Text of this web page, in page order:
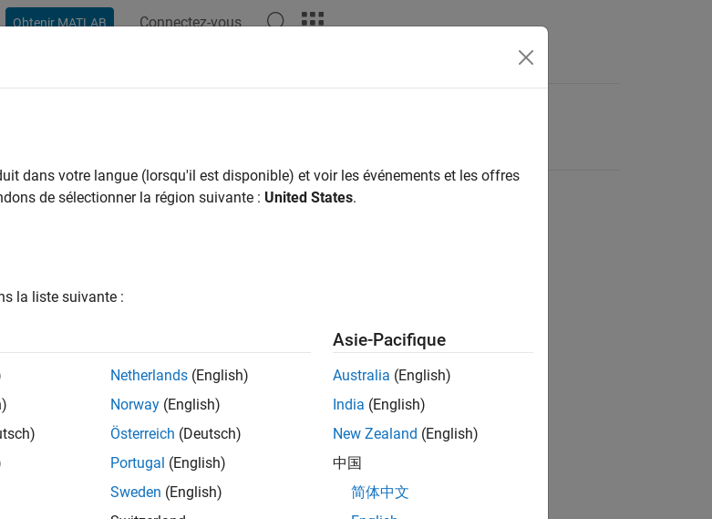
Obtenir MATLAB Connectez-vous
dans votre langue (lorsqu'il est disponible) et voir les événements et les offres
de sélectionner la région suivante : United States.
la liste suivante :
Netherlands (English)
Norway (English)
Österreich (Deutsch)
Portugal (English)
Sweden (English)
Asie-Pacifique
Australia (English)
India (English)
New Zealand (English)
中国
简体中文